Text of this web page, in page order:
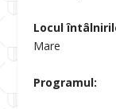
Locul
Mare
Programul: